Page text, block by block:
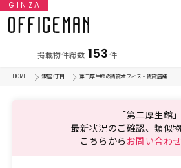
GINZA
掲載物件総数 153件
HOME 銀座3丁目 第二厚生館の賃貸オフィス・賃貸店舗
「第二厚生館
最新状況のご確認、類似
こちらから お問い合わせ